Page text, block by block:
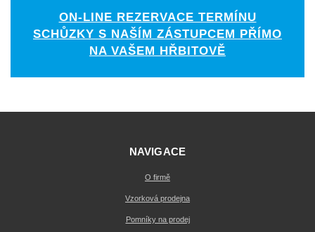
ON-LINE REZERVACE TERMÍNU
SCHŮZKY S NAŠÍM ZÁSTUPCEM PŘÍMO
NA VAŠEM HŘBITOVĚ
NAVIGACE
O firmě
Vzorková prodejna
Pomníky na prodej